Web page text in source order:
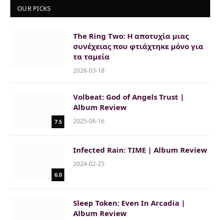
OUR PICKS
The Ring Two: Η αποτυχία μιας
συνέχειας που φτιάχτηκε μόνο για
τα ταμεία
2026-03-18
7.5
Volbeat: God of Angels Trust |
Album Review
2025-06-16
6.0
Infected Rain: TIME | Album Review
2024-02-25
Sleep Token: Even In Arcadia |
Album Review